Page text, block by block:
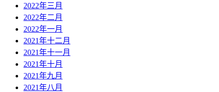
2022年三月
2022年二月
2022年一月
2021年十二月
2021年十一月
2021年十月
2021年九月
2021年八月